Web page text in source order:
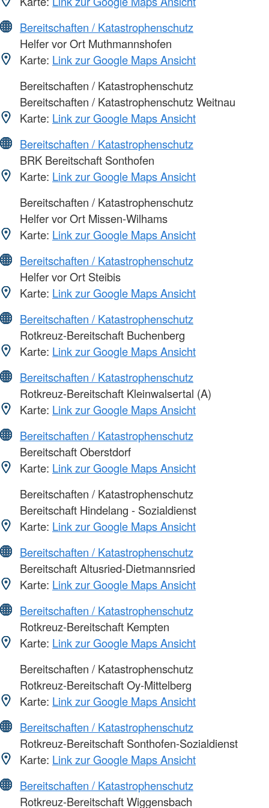
Bereitschaften / Katastrophenschutz
Helfer vor Ort Muthmannshofen
Karte: Link zur Google Maps Ansicht
Bereitschaften / Katastrophenschutz
Bereitschaften / Katastrophenschutz Weitnau
Karte: Link zur Google Maps Ansicht
Bereitschaften / Katastrophenschutz
BRK Bereitschaft Sonthofen
Karte: Link zur Google Maps Ansicht
Bereitschaften / Katastrophenschutz
Helfer vor Ort Missen-Wilhams
Karte: Link zur Google Maps Ansicht
Bereitschaften / Katastrophenschutz
Helfer vor Ort Steibis
Karte: Link zur Google Maps Ansicht
Bereitschaften / Katastrophenschutz
Rotkreuz-Bereitschaft Buchenberg
Karte: Link zur Google Maps Ansicht
Bereitschaften / Katastrophenschutz
Rotkreuz-Bereitschaft Kleinwalsertal (A)
Karte: Link zur Google Maps Ansicht
Bereitschaften / Katastrophenschutz
Bereitschaft Oberstdorf
Karte: Link zur Google Maps Ansicht
Bereitschaften / Katastrophenschutz
Bereitschaft Hindelang - Sozialdienst
Karte: Link zur Google Maps Ansicht
Bereitschaften / Katastrophenschutz
Bereitschaft Altusried-Dietmannsried
Karte: Link zur Google Maps Ansicht
Bereitschaften / Katastrophenschutz
Rotkreuz-Bereitschaft Kempten
Karte: Link zur Google Maps Ansicht
Bereitschaften / Katastrophenschutz
Rotkreuz-Bereitschaft Oy-Mittelberg
Karte: Link zur Google Maps Ansicht
Bereitschaften / Katastrophenschutz
Rotkreuz-Bereitschaft Sonthofen-Sozialdienst
Karte: Link zur Google Maps Ansicht
Bereitschaften / Katastrophenschutz
Rotkreuz-Bereitschaft Wiggensbach